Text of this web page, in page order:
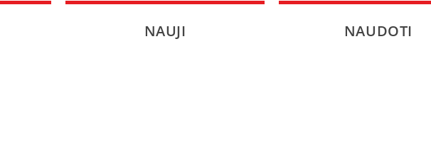
NAUJI NAUDOTI